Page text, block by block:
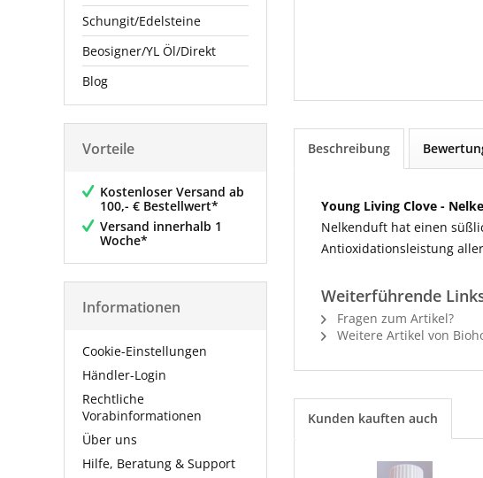
Schungit/Edelsteine
Beosigner/YL Öl/Direkt
Blog
Vorteile
Kostenloser Versand ab
100,- € Bestellwert*
Versand innerhalb 1
Woche*
Informationen
Cookie-Einstellungen
Händler-Login
Rechtliche
Vorabinformationen
Über uns
Hilfe, Beratung & Support
Beschreibung
Young Living Clove -
Nelkenduft hat einen
Antioxidationsleistung
Weiterführende
Fragen zum Artikel?
Weitere Artikel von
Kunden kauften auch